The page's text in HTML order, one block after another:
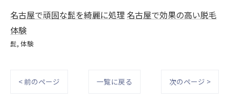
名古屋で頑固な髭を綺麗に処理 名古屋で効果の高い脱毛
体験
髭 体験
< 前のページ 一覧に戻る 次のページ >